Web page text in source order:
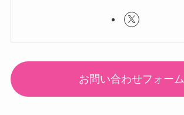
お問い合わせフォーム